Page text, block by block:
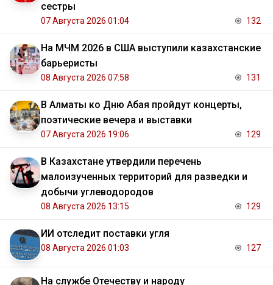
сестры
07 Августа 2026 01:04 132
На МЧМ 2026 в США выступили казахстанские
барьеристы
08 Августа 2026 07:58 131
В Алматы ко Дню Абая пройдут концерты,
поэтические вечера и выставки
07 Августа 2026 19:06 129
В Казахстане утвердили перечень
малоизученных территорий для разведки и
добычи углеводородов
08 Августа 2026 13:15 129
ИИ отследит поставки угля
08 Августа 2026 01:03 127
На службе Отечеству и народу